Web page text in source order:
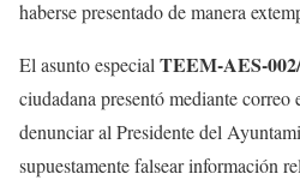
haberse presentado de manera
El asunto especial TEEM-AES-
ciudadana presentó mediante
denunciar al Presidente del
supuestamente falsear información